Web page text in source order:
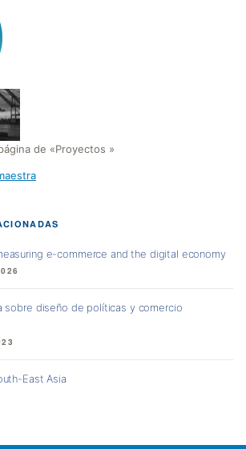
de «Proyectos »
e-commerce and the digital economy
sobre diseño de políticas y comercio
East Asia